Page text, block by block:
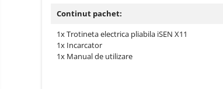
Continut pachet:
1x Trotineta electrica pliabila iSEN X11
1x Incarcator
1x Manual de utilizare